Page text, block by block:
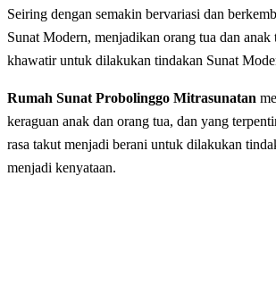
Seiring dengan ѕеmаkіn bеrvаrіаѕі dаn
Sunat Modern, menjadikan orang tua dan
khawatir untuk dilakukan tindakan Sunat
Rumah Sunat Probolinggo Mitrasunatan
keraguan anak dan orang tua, dan yang
rasa takut menjadi berani untuk dilakukan
menjadi kenyataan.